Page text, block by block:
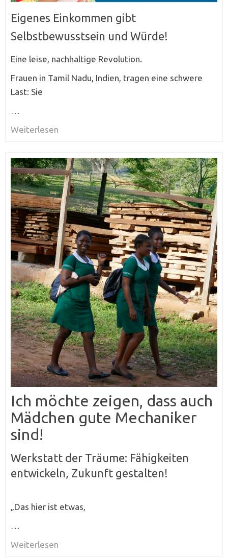
Eigenes Einkommen gibt
Selbstbewusstsein und Würde!
Eine leise, nachhaltige Revolution.
Frauen in Tamil Nadu, Indien, tragen eine schwere
Last: Sie
…
Weiterlesen
Ich möchte zeigen, dass auch
Mädchen gute Mechaniker
sind!
Werkstatt der Träume: Fähigkeiten
entwickeln, Zukunft gestalten!
„Das hier ist etwas,
Weiterlesen